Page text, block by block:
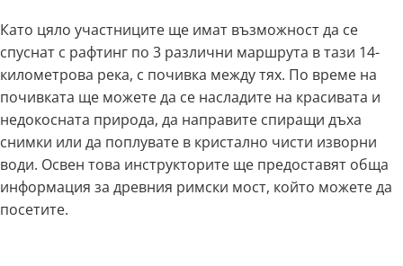
Като цяло участниците ще имат възможност да се
спуснат с рафтинг по 3 различни маршрута в тази 14-
километрова река, с почивка между тях. По време на
почивката ще можете да се насладите на красивата и
недокосната природа, да направите спиращи дъха
снимки или да поплувате в кристално чисти изворни
води. Освен това инструкторите ще предоставят обща
информация за древния римски мост, който можете да
посетите.